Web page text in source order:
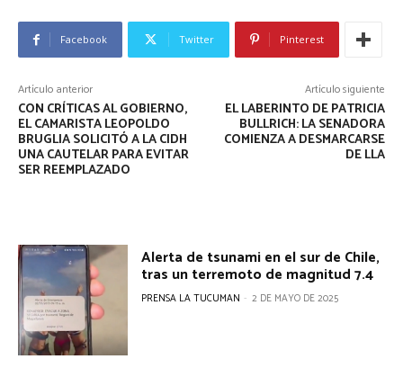
Facebook Twitter Pinterest
Artículo anterior
CON CRÍTICAS AL GOBIERNO,
EL CAMARISTA LEOPOLDO
BRUGLIA SOLICITÓ A LA CIDH
UNA CAUTELAR PARA EVITAR
SER REEMPLAZADO
Artículo siguiente
EL LABERINTO DE PATRICIA
BULLRICH: LA SENADORA
COMIENZA A DESMARCARSE
DE LLA
Alerta de tsunami en el sur de Chile,
tras un terremoto de magnitud 7.4
PRENSA LA TUCUMAN - 2 DE MAYO DE 2025